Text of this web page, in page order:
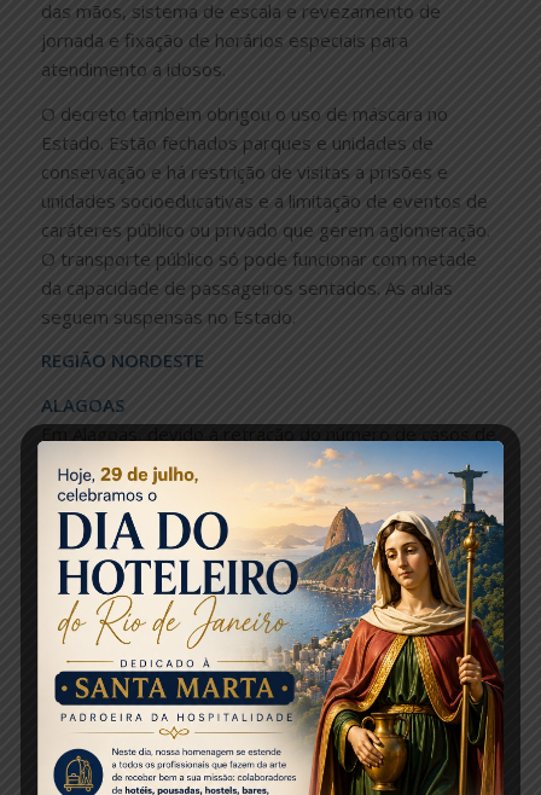
das mãos, sistema de escala e revezamento de
jornada e fixação de horários especiais para
atendimento a idosos.
O decreto também obrigou o uso de máscara no
Estado. Estão fechados parques e unidades de
conservação e há restrição de visitas a prisões e
unidades socioeducativas e a limitação de eventos de
caráteres público ou privado que gerem aglomeração.
O transporte público só pode funcionar com metade
da capacidade de passageiros sentados. As aulas
seguem suspensas no Estado.
REGIÃO NORDESTE
ALAGOAS
covid-19 em Maceió, houve avanço na fase do
protocolo de distanciamento social controlado,
informou o governo. Na última sexta-feira (3), a capital
entrou na chamada fase laranja. Salões de beleza e
barbearias podem operar com 50% da capacidade de
atendimento.
Lojas de rua de até 400 m² de área, templos, igrejas e
demais instituições religiosas podem receber pessoas
até o limite de 30% da capacidade. Esses
estabelecimentos passaram a poder funcionar junto ao
grupo que já estava liberado na etapa anterior, a fase